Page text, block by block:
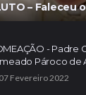
– Faleceu
- Padre
Pároco de
07 Fevereiro 2022